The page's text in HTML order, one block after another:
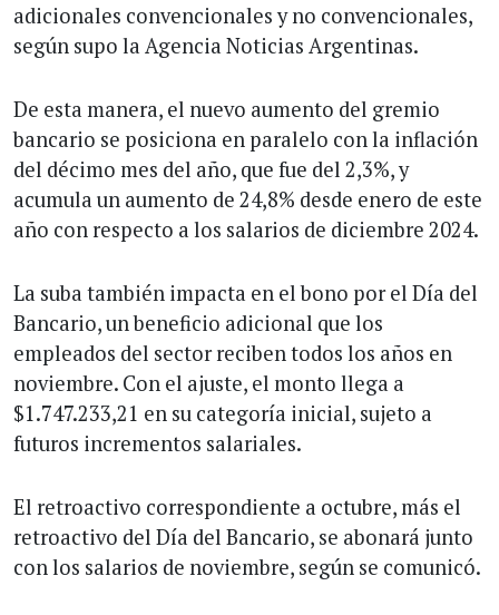
adicionales convencionales y no convencionales,
según supo la Agencia Noticias Argentinas.
De esta manera, el nuevo aumento del gremio
bancario se posiciona en paralelo con la inflación
del décimo mes del año, que fue del 2,3%, y
acumula un aumento de 24,8% desde enero de este
año con respecto a los salarios de diciembre 2024.
La suba también impacta en el bono por el Día del
Bancario, un beneficio adicional que los
empleados del sector reciben todos los años en
noviembre. Con el ajuste, el monto llega a
$1.747.233,21 en su categoría inicial, sujeto a
futuros incrementos salariales.
El retroactivo correspondiente a octubre, más el
retroactivo del Día del Bancario, se abonará junto
con los salarios de noviembre, según se comunicó.